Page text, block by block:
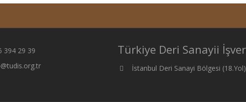
394 29 39
Türkiye Deri Sanayii
İstanbul Deri Sanayi Bölgesi